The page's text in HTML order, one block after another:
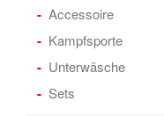
Accessoire
Kampfsporte
Unterwäsche
Sets